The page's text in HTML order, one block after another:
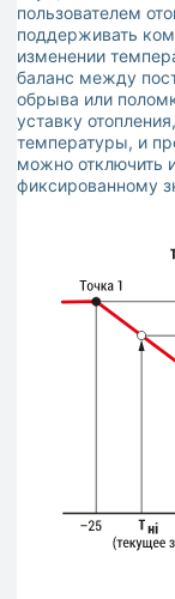
пользователем
поддерживать
изменении
баланс между
обрыва или
уставку
температуры, и
можно отключить
фиксированному